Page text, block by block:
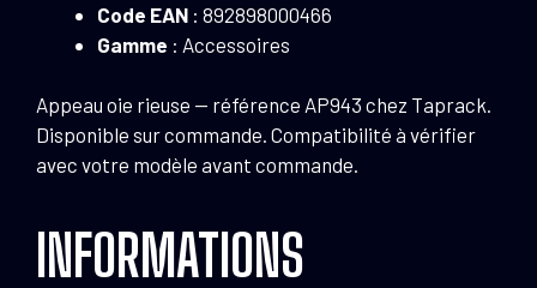
Code EAN : 892898000466
Gamme : Accessoires
Appeau oie rieuse — référence AP943 chez Taprack.
Disponible sur commande. Compatibilité à vérifier
avec votre modèle avant commande.
INFORMATIONS